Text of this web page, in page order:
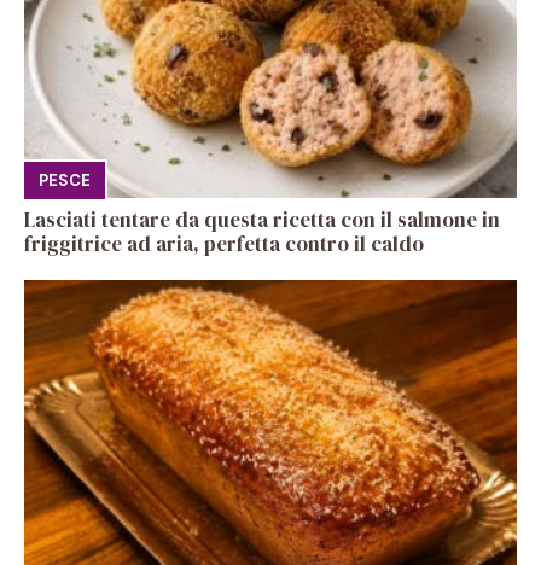
PESCE
Lasciati tentare da questa ricetta con il salmone in
friggitrice ad aria, perfetta contro il caldo